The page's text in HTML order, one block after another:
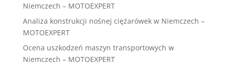
Niemczech – MOTOEXPERT
Analiza konstrukcji nośnej ciężarówek w Niemczech –
MOTOEXPERT
Ocena uszkodzeń maszyn transportowych w
Niemczech – MOTOEXPERT